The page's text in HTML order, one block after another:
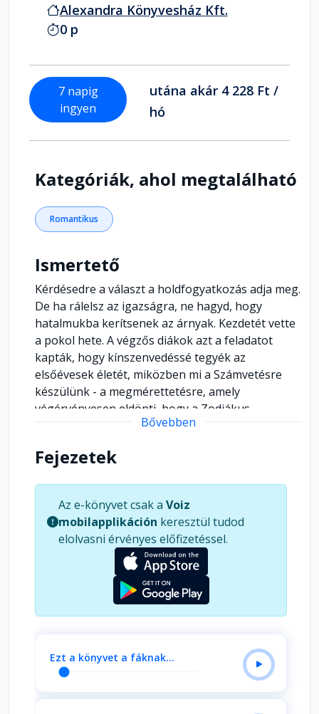
Alexandra Könyvesház Kft.
0 p
7 napig
ingyen
utána akár 4 228 Ft /
hó
Kategóriák, ahol megtalálható
Romantikus
Ismertető
Kérdésedre a választ a holdfogyatkozás adja meg.
De ha rálelsz az igazságra, ne hagyd, hogy
hatalmukba kerítsenek az árnyak. Kezdetét vette
a pokol hete. A végzős diákok azt a feladatot
kapták, hogy kínszenvedéssé tegyék az
elsőévesek életét, miközben mi a Számvetésre
készülünk - a megmérettetésre, amely
végérvényesen eldönti, hogy a Zodiákus
Akadémián maradunk, vagy elveszítjük e világbéli
azonban nekem és nővéremnek a vizsgáknál
kibontakozóban, és az árnyak egyre közelebb
merészkednek. Úgy tűnik, ellenségeink sokkal
hatalmasabbak lehetnek, mint feltételeztük. A
fenébe, ki gondolta volna, hogy ekkora szívás
hercegnőnek lenni?
Bővebben
Fejezetek
Az e-könyvet csak a Voiz
mobilapplikáción keresztül tudod
elolvasni érvényes előfizetéssel.
Ezt a könyvet a fáknak…